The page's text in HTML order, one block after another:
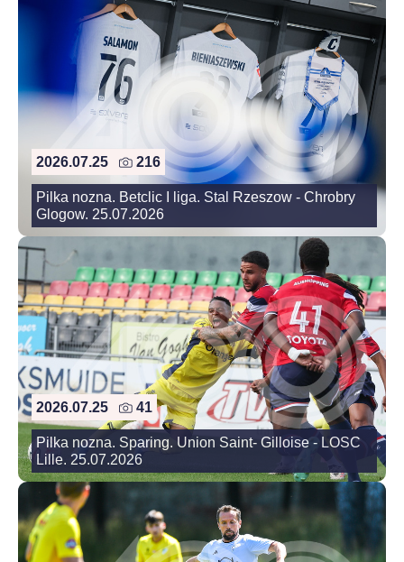
2026.07.25 216
Pilka nozna. Betclic I liga. Stal Rzeszow - Chrobry
Glogow. 25.07.2026
2026.07.25 41
Pilka nozna. Sparing. Union Saint- Gilloise - LOSC
Lille. 25.07.2026